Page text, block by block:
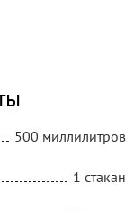
500 миллилитров
1 стакан